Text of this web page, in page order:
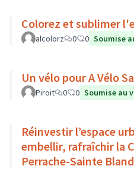
Colorez et sublimer
alcolorz 0 0 Soumise
Un vélo pour A Vélo
Piroit 0 0 Soumise au
Réinvestir l’espace
embellir, rafraîchir la
Perrache-Sainte